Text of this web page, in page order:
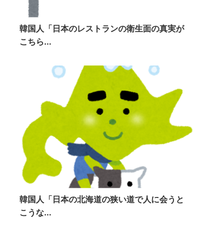
韓国人「日本のレストランの衛生面の真実が
こちら...
韓国人「日本の北海道の狭い道で人に会うと
こうな...